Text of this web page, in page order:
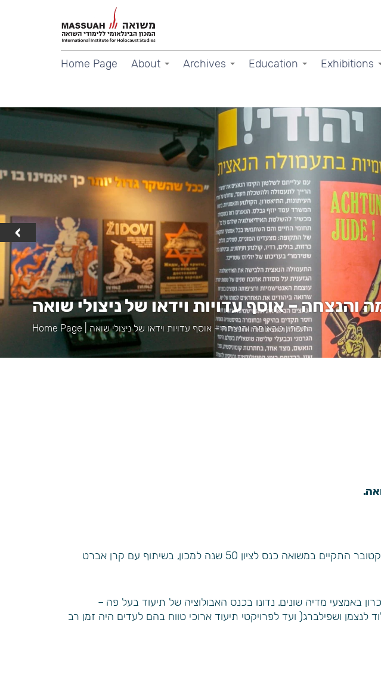
Home Page About Archives Education Exhibitions
‹
והנצחה – אוסף עדויות וידאו של ניצולי שואה
Home Page |זיכרון טראומה והנצחה – אוסף עדויות וידאו של ניצולי שואה
פריט מספר 47 – זיכרון טראומה והנצחה – אוסף עדויות וידאו של ניצולי שואה ב-18 לאוקטובר התקיים במשואה כנס לציון 50 שנה למכון, בשיתוף עם קרן אברט
באמצעי מדיה שונים. נדונו בכנס האבולוציה של תיעוד בעל פה –
ושפילברג( ועד לפרויקטי תיעוד ארוכי טווח בהם לעדים היה זמן רב